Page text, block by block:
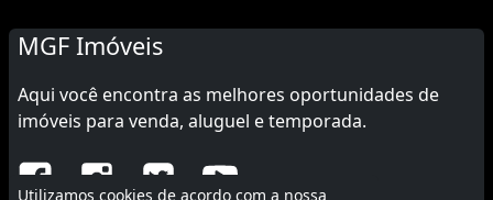
MGF Imóveis
Aqui você encontra as melhores oportunidades de
imóveis para venda, aluguel e temporada.
Utilizamos cookies de acordo com a nossa